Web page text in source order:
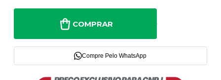
COMPRAR
Compre Pelo WhatsApp